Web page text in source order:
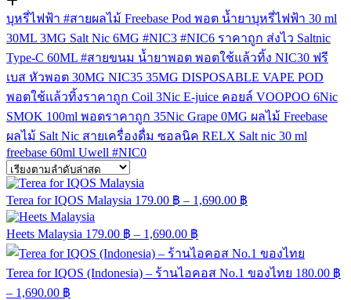
บุหรี่ไฟฟ้า #สายผลไม้ Freebase Pod พอต น้ำยาบุหรี่ไฟฟ้า 30 ml
30ML 3MG Salt Nic 6MG #NIC3 #NIC6 ราคาถูก ส่งไว Saltnic
Type-C 60ML #สายขนม น้ำยาพอต พอตใช้แล้วทิ้ง NIC30 ฟรี
เบส หัวพอต 30MG NIC35 35MG DISPOSABLE VAPE POD
พอตใช้แล้วทิ้งราคาถูก Coil 3Nic E-juice คอยล์ VOOPOO 6Nic
SMOK 100ml พอตราคาถูก 35Nic Grape 0MG ผลไม้ Freebase
ผลไม้ Salt Nic สายเครื่องดื่ม ซอลนิค RELX Salt nic 30 ml
freebase 60ml Uwell #NIC0
Terea for IQOS Malaysia 179.00 ฿ – 1,690.00 ฿
Heets Malaysia 179.00 ฿ – 1,690.00 ฿
Terea for IQOS (Indonesia) – ร้านไอคอส No.1 ของไทย 180.00 ฿
– 1,690.00 ฿